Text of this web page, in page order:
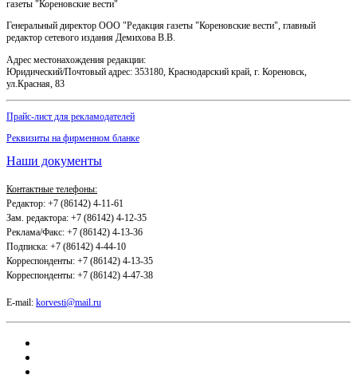
газеты "Кореновские вести"
Генеральный директор ООО "Редакция газеты "Кореновские вести", главный
редактор сетевого издания Демихова В.В.
Адрес местонахождения редакции:
Юридический/Почтовый адрес: 353180, Краснодарский край, г. Кореновск,
ул.Красная, 83
Прайс-лист для рекламодателей
Реквизиты на фирменном бланке
Наши документы
Контактные телефоны:
Редактор: +7 (86142) 4-11-61
Зам. редактора: +7 (86142) 4-12-35
Реклама/Факс: +7 (86142) 4-13-36
Подписка: +7 (86142) 4-44-10
Корреспонденты: +7 (86142) 4-13-35
Корреспонденты: +7 (86142) 4-47-38
E-mail: korvesti@mail.ru